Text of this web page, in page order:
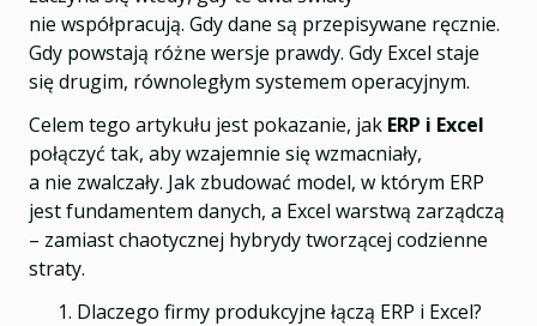
nie współpracują. Gdy dane są przepisywane ręcznie.
Gdy powstają różne wersje prawdy. Gdy Excel staje
się drugim, równoległym systemem operacyjnym.
Celem tego artykułu jest pokazanie, jak ERP i Excel
połączyć tak, aby wzajemnie się wzmacniały,
a nie zwalczały. Jak zbudować model, w którym ERP
jest fundamentem danych, a Excel warstwą zarządczą
– zamiast chaotycznej hybrydy tworzącej codzienne
straty.
Dlaczego firmy produkcyjne łączą ERP i Excel?